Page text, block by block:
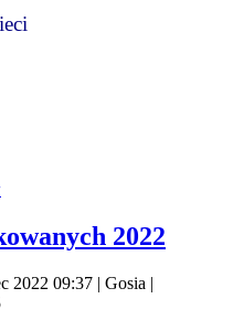
2022
2022 09:37 | Gosia |